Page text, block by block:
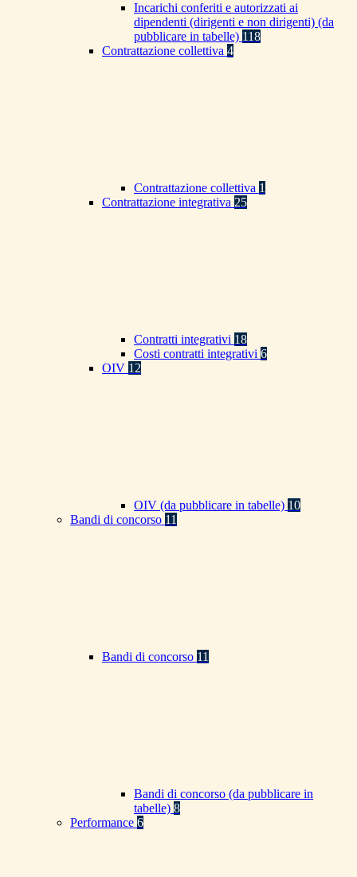
Incarichi conferiti e autorizzati ai
dipendenti (dirigenti e non dirigenti) (da
pubblicare in tabelle) 118
Contrattazione collettiva 4
Contrattazione collettiva 1
Contrattazione integrativa 25
Contratti integrativi 18
Costi contratti integrativi 6
OIV 12
OIV (da pubblicare in tabelle) 10
Bandi di concorso 11
Bandi di concorso 11
Bandi di concorso (da pubblicare in
tabelle) 8
Performance 6